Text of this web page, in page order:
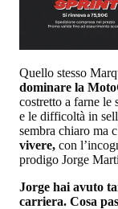
Quello stesso
dominare la
costretto a farne le
e le difficoltà in
sembra chiaro ma
vivere, con
prodigo Jorge
Jorge hai avuto
carriera. Cosa